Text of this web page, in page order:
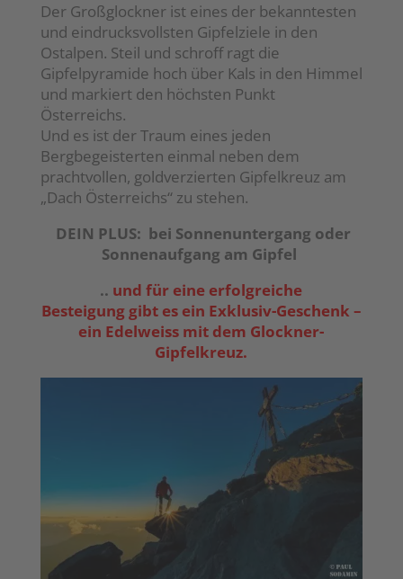
Der Großglockner ist eines der bekanntesten
und eindrucksvollsten Gipfelziele in den
Ostalpen. Steil und schroff ragt die
Gipfelpyramide hoch über Kals in den Himmel
und markiert den höchsten Punkt
Österreichs.
Und es ist der Traum eines jeden
Bergbegeisterten einmal neben dem
prachtvollen, goldverzierten Gipfelkreuz am
„Dach Österreichs“ zu stehen.
DEIN PLUS: bei Sonnenuntergang oder
Sonnenaufgang am Gipfel
.. und für eine erfolgreiche
Besteigung gibt es ein Exklusiv-Geschenk –
ein Edelweiss mit dem Glockner-
Gipfelkreuz.